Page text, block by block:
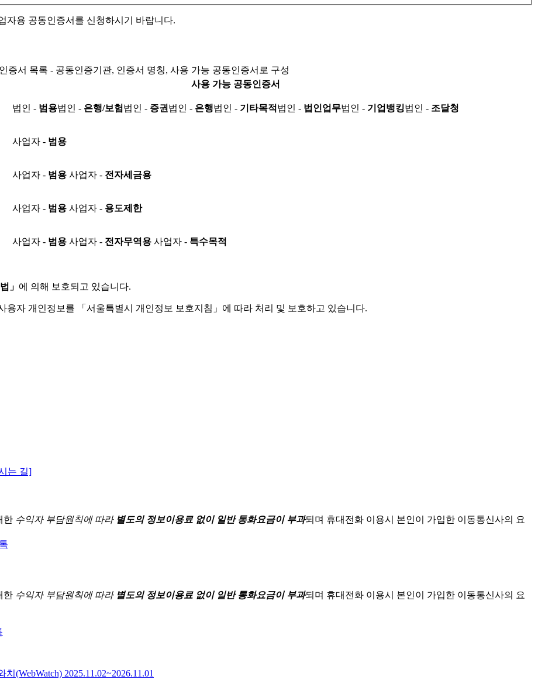
자용 공동인증서를 신청하시기 바랍니다.
증서 목록 - 공동인증기관, 인증서 명칭, 사용 가능 공동인증서로 구성
사용 가능 공동인증서
법인 - 범용법인 - 은행/보험 법인 - 증권 법인 - 은행법인 - 기타목적 법인 - 법인업무법인 - 기업뱅킹법인 - 조달청
사업자 - 범용
사업자 - 범용 사업자 - 전자세금용
사업자 - 범용 사업자 - 용도제한
사업자 - 범용 사업자 - 전자무역용 사업자 - 특수목적
」 에 의해 보호되고 있습니다.
자 개인정보를 「서울특별시 개인정보 보호지침」에 따라 처리 및 보호하고 있습니다.
는 길]
한 수익자 부담원칙에 따라 별도의 정보이용료 없이 일반 통화요금이 부과되며 휴대전화 이용시 본인이 가입한 이동통신사의 요
한 수익자 부담원칙에 따라 별도의 정보이용료 없이 일반 통화요금이 부과되며 휴대전화 이용시 본인이 가입한 이동통신사의 요